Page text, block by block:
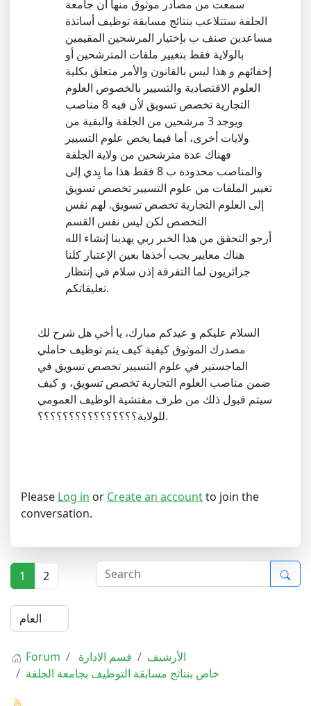
سمعت من مصادر موثوق منها أن جامعة
الجلفة ستتلاعب بنتائج مسابقة توظيف أساتذة
مساعدين صنف ب بإختيار المرشحين المقيمين
بالولاية فقط بتغيير ملفات المترشحين أو
إخفائهم و هذا ليس بالقانون والأمر متعلق بكلية
العلوم الاقتصادية والتسيير بالخصوص العلوم
التجارية تخصص تسويق لأن فيه 8 مناصب
ويوجد 3 مرشحين من الجلفة والبقية من
ولايات أخرى، أما فيما يخص علوم التسيير
فهناك عدة مترشحين من ولاية الجلفة
والمناصب محدودة ب 8 فقط هذا ما يِدي إلى
تغيير الملفات من علوم التسيير تخصص تسويق
إلى العلوم التجارية تخصص تسويق. لهم نفس
التخصص لكن ليس نفس القسم
أرجو التحقق من هذا الخبر ربي يهدينا إنشاء الله
هناك معايير يجب أخذها بعين الإعتبار كلنا
جزائريون لما التفرقة إذن سلام في إنتظار
تعليقاتكم.
السلام عليكم و عيدكم مبارك، يا أخي هل شرح لك
مصدرك الموثوق كيفية كيف يتم توظيف حاملي
الماجستير في علوم التسيير تخصص تسويق في
ضمن مناصب العلوم التجارية تخصص تسويق، و كيف
سيتم قبول ذلك من طرف مفتشية الوظيف العمومي
للولاية؟؟؟؟؟؟؟؟؟؟؟؟؟؟؟؟.
Please Log in or Create an accountto join the
conversation.
1 2
Forum قسم الادارة
الأرشيف
خاص بنتائج مسابقة التوظيف بجامعة الجلفة